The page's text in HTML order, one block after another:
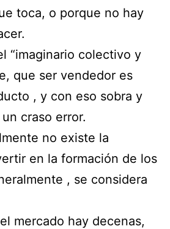
toca, o porque no hay
“imaginario colectivo y
que ser vendedor es
, y con eso sobra y
craso error.
no existe la
en la formación de los
, se considera
mercado hay decenas,